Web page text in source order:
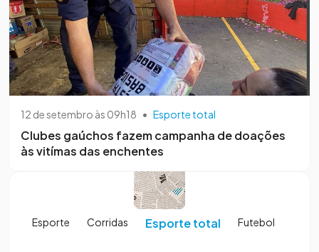
12 de setembro às 09h18 • Esporte total
Clubes gaúchos fazem campanha de doações
às vitímas das enchentes
Esporte Corridas Esporte total Futebol